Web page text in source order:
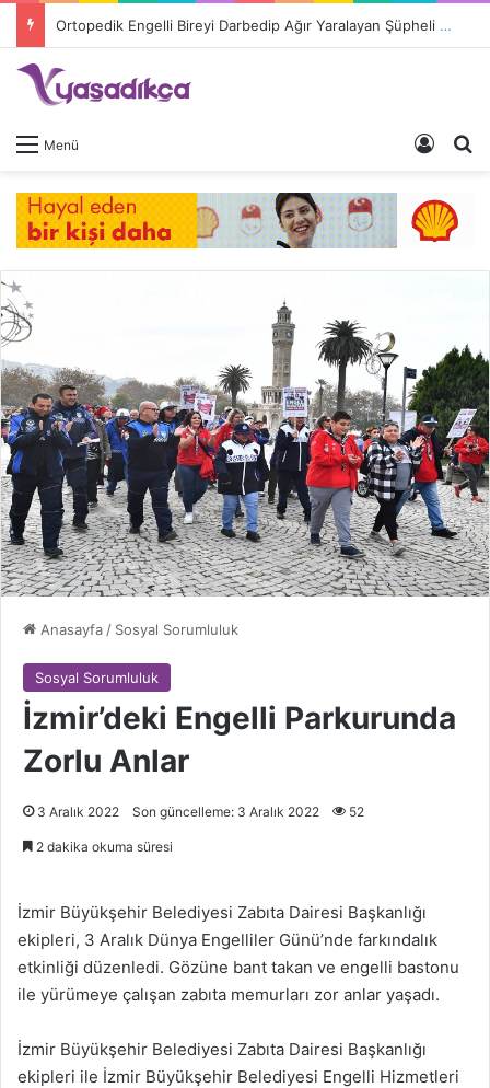
Ortopedik Engelli Bireyi Darbedip Ağır Yaralayan Şüpheli Tutuklandı
Menü Giriş
Anasayfa / Sosyal Sorumluluk
Sosyal Sorumluluk
İzmir’deki Engelli Parkurunda
Zorlu Anlar
3 Aralık 2022 Son güncelleme: 3 Aralık 2022 52
2 dakika okuma süresi
İzmir Büyükşehir Belediyesi Zabıta Dairesi Başkanlığı
ekipleri, 3 Aralık Dünya Engelliler Günü’nde farkındalık
etkinliği düzenledi. Gözüne bant takan ve engelli bastonu
ile yürümeye çalışan zabıta memurları zor anlar yaşadı.
İzmir Büyükşehir Belediyesi Zabıta Dairesi Başkanlığı
ekipleri ile İzmir Büyükşehir Belediyesi Engelli Hizmetleri